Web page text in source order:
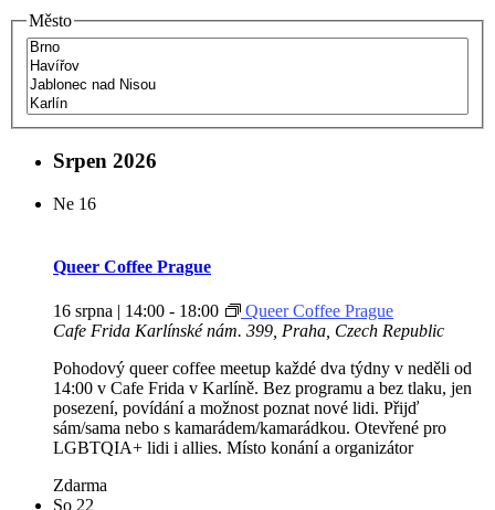
Město
Srpen 2026
Ne 16
Queer Coffee Prague
16 srpna | 14:00 - 18:00
Queer Coffee Prague
Cafe Frida Karlínské nám. 399, Praha, Czech Republic
Pohodový queer coffee meetup každé dva týdny v neděli od
14:00 v Cafe Frida v Karlíně. Bez programu a bez tlaku, jen
posezení, povídání a možnost poznat nové lidi. Přijď
sám/sama nebo s kamarádem/kamarádkou. Otevřené pro
LGBTQIA+ lidi i allies. Místo konání a organizátor
Zdarma
So 22